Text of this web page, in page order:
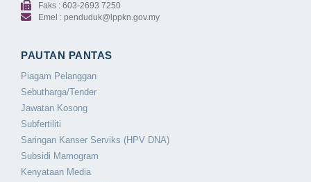
Faks : 603-2693 7250
Emel : penduduk@lppkn.gov.my
PAUTAN PANTAS
Piagam Pelanggan
Sebutharga/Tender
Jawatan Kosong
Subfertiliti
Saringan Kanser Serviks (HPV DNA)
Subsidi Mamogram
Kenyataan Media